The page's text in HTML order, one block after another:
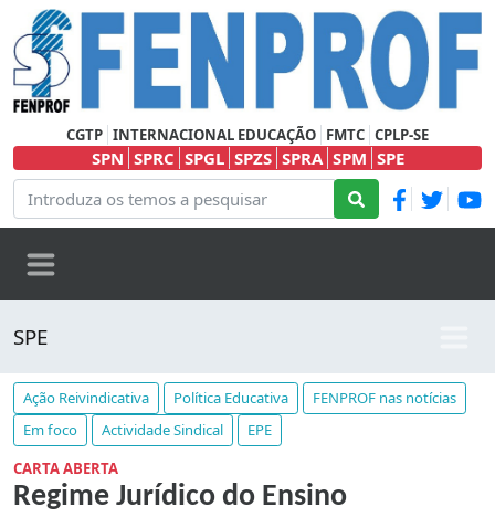
CGTP INTERNACIONAL EDUCAÇÃO FMTC CPLP-SE
SPN SPRC SPGL SPZS SPRA SPM SPE
SPE
Ação Reivindicativa Política Educativa
FENPROF nas notícias
Em foco
Actividade Sindical
EPE
CARTA ABERTA
Regime Jurídico do Ensino